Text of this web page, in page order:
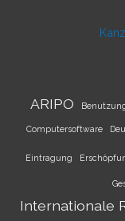
ARIPO
Computersoftware
Eintragung
Internationale